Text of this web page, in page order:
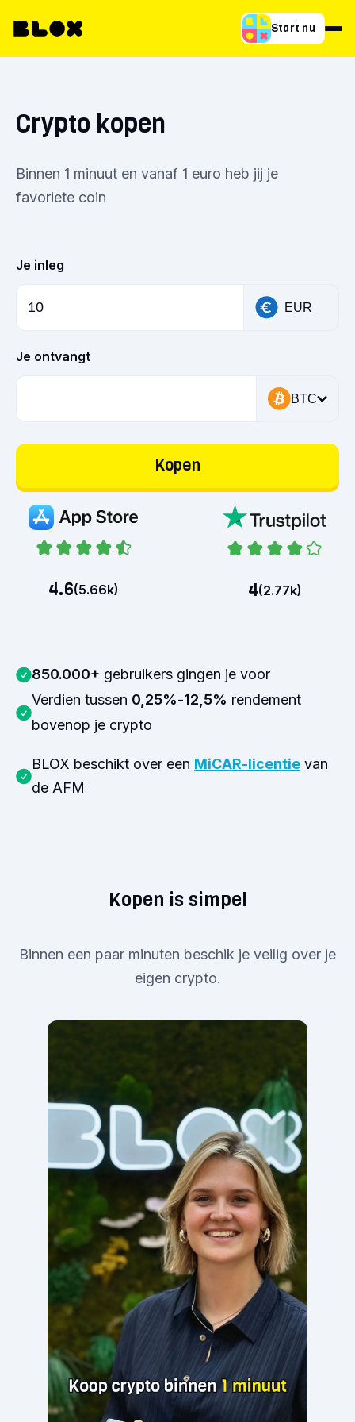
Start nu
Crypto kopen
Binnen 1 minuut en vanaf 1 euro heb jij je
favoriete coin
Je inleg
EUR
Je ontvangt
BTC
Kopen
4.6(5.66k) 4(2.77k)
850.000+ gebruikers gingen je voor
Verdien tussen 0,25%-12,5% rendement
bovenop je crypto
BLOX beschikt over een MiCAR-licentie van
de AFM
Kopen is simpel
Binnen een paar minuten beschik je veilig over je
eigen crypto.